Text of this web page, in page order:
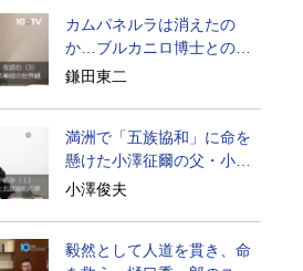
カムパネルラは消えたの
か…ブルカニロ博士との対
話の意味
鎌田東二
満洲で「五族協和」に命を
懸けた小澤征爾の父・小澤
開作
小澤俊夫
毅然として人道を貫き、命